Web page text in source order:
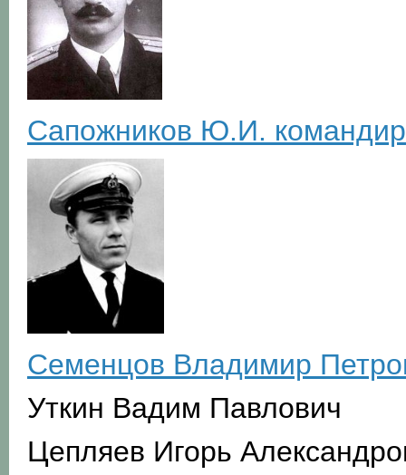
Сапожников Ю.И.
Семенцов Владимир
Уткин Вадим Павлович
Цепляев Игорь